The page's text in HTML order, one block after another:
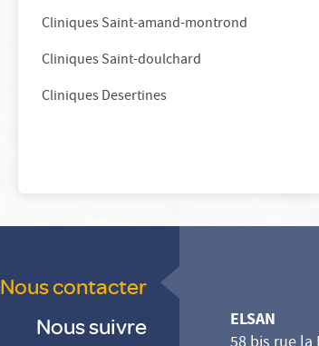
Cliniques Saint-amand-montrond
Cliniques Saint-doulchard
Cliniques Desertines
Nous contacter
Nous suivre
ELSAN